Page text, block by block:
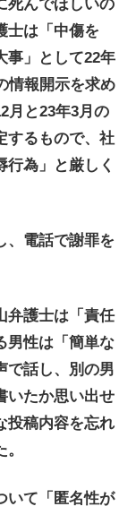
死んでほしいの
士は「中傷を
事」として22年
情報開示を求め
月と23年3月の
するもので、社
為」と厳しく
、電話で謝罪を
弁護士は「責任
男性は「簡単な
で話し、別の男
いたか思い出せ
投稿内容を忘れ
いて「匿名性が